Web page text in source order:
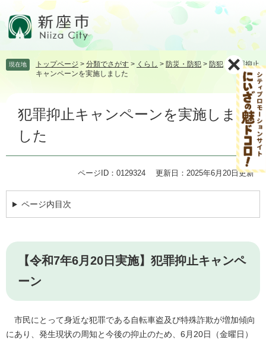
頭飛 現在地 トップページ > 分類でさがす > くらし > 防災・防犯 > 防犯>犯罪抑止
キャンペーンを実施しました
犯罪抑止キャンペーンを実施しま
した
ページID：0129324 更新日：2025年6月20日更新
ページ内目次
【令和7年6月20日実施】犯罪抑止キャンペ
ーン
市民にとって身近な犯罪である自転車盗及び特殊詐欺が増加傾向
にあり、発生現状の周知と今後の抑止のため、6月20日（金曜日）